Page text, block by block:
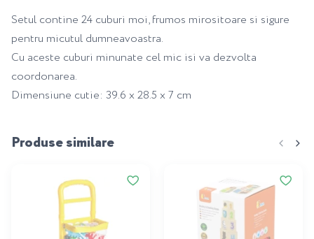
Setul contine 24 cuburi moi, frumos mirositoare si sigure
pentru micutul dumneavoastra.
Cu aceste cuburi minunate cel mic isi va dezvolta
coordonarea.
Dimensiune cutie: 39.6 x 28.5 x 7 cm
Produse similare